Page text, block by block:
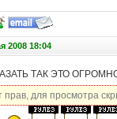
2008 18:04
ТАК ЭТО
для просмотра